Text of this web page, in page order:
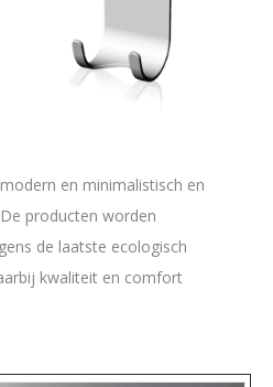
en minimalistisch en
producten worden
de laatste ecologisch
kwaliteit en comfort